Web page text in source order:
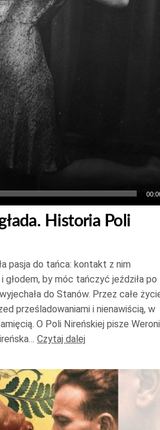
Historia Poli
pasja do tańca: kontakt z nim
głodem, by móc tańczyć jeździła po
do Stanów. Przez całe
prześladowaniami i nienawiścią, w
O Poli Nireńskiej pisze
Czytaj dalej